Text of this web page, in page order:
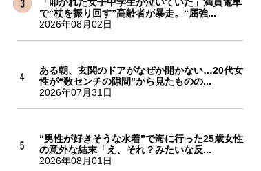
で“杖を振り回す”高齢者が暴走。“屈強...
2026年08月02日
ある朝、玄関のドアがなぜか開かない…20代女
性が“数センチの隙間”から見たものの...
2026年07月31日
“男性が好きそうな水着”で海に行った25歳女性
の意外な結末「え、それ？みたいな反...
2026年08月01日